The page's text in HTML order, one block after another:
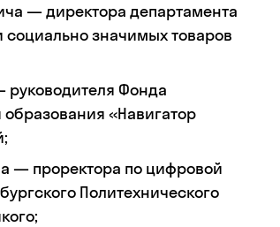
— директора департамента
значимых товаров
руководителя Фонда
«Навигатор
— проректора по цифровой
Политехнического